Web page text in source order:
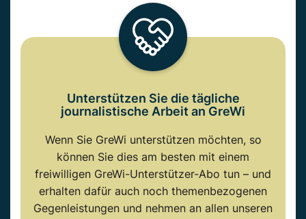
Unterstützen Sie die tägliche
journalistische Arbeit an GreWi
Wenn Sie GreWi unterstützen möchten, so
können Sie dies am besten mit einem
freiwilligen GreWi-Unterstützer-Abo tun – und
erhalten dafür auch noch themenbezogenen
Gegenleistungen und nehmen an allen unseren